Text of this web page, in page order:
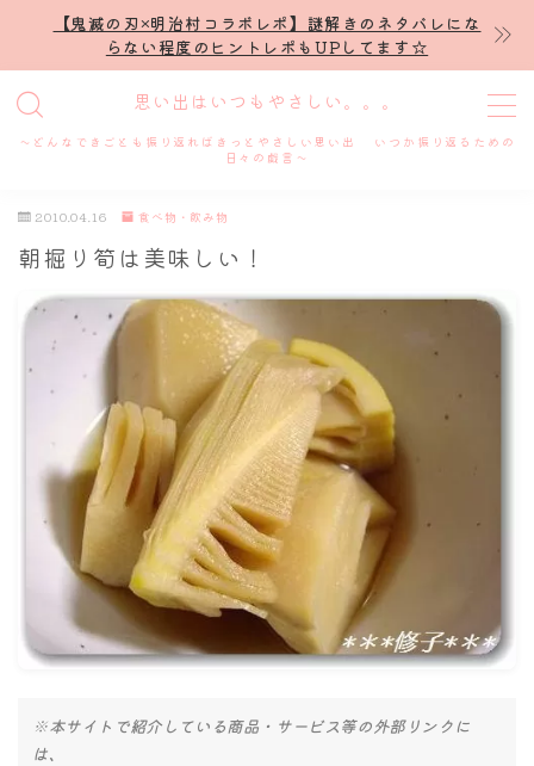
【鬼滅の刃×明治村コラボレポ】謎解きのネタバレにな
らない程度のヒントレポもUPしてます☆
思い出はいつもやさしい。。。
～どんなできごとも振り返ればきっとやさしい思い出 いつか振り返るための
日々の戯言～
MENU
プロフィール
謎解き
ホテル滞在記
舞台・ライブ
名古屋
ナナちゃん人形
2010.04.16 食べ物・飲み物
朝掘り筍は美味しい！
※本サイトで紹介している商品・サービス等の外部リンクに
は、